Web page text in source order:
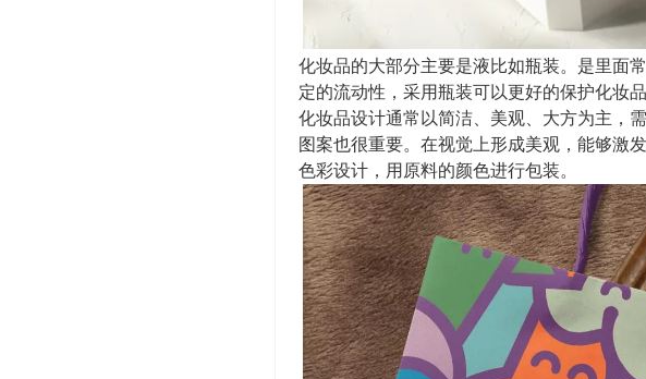
化妆品的大部分主要是液比如瓶装。是里面
定的流动性，采用瓶装可以更好的保护化妆品
化妆品设计通常以简洁、美观、大方为主，
图案也很重要。在视觉上形成美观，能够激
色彩设计，用原料的颜色进行包装。